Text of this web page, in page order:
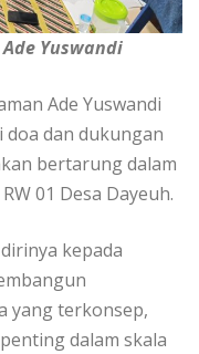
Yuswandi
Ade Yuswandi
dan dukungan
bertarung dalam
01 Desa Dayeuh.
kepada
yang terkonsep,
dalam skala